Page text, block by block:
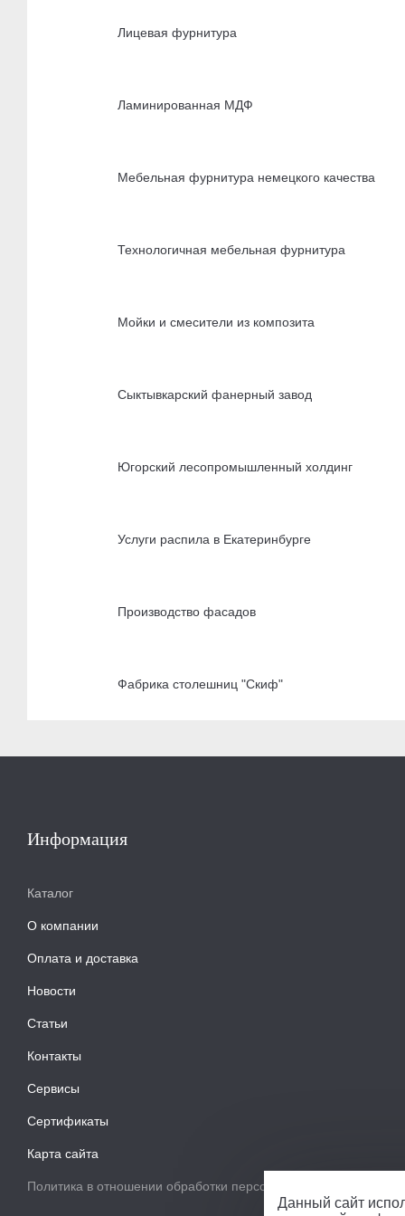
Лицевая фурнитура
Ламинированная МДФ
Мебельная фурнитура немецкого качества
Технологичная мебельная фурнитура
Мойки и смесители из композита
Сыктывкарский фанерный завод
Югорский лесопромышленный холдинг
Услуги распила в Екатеринбурге
Производство фасадов
Фабрика столешниц "Скиф"
Информация
Каталог
О компании
Оплата и доставка
Новости
Статьи
Контакты
Сервисы
Сертификаты
Карта сайта
Политика в отношении обработки персональных данных
Данный сайт